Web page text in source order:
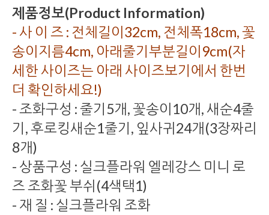
제품정보(Product Information)
- 사 이 즈 : 전체길이32cm, 전체폭18cm, 꽃
송이지름4cm, 아래줄기부분길이9cm(자
세한 사이즈는 아래 사이즈보기에서 한번
더 확인하세요!)
- 조화구성 : 줄기5개, 꽃송이10개, 새순4줄
기, 후로킹새순1줄기, 잎사귀24개(3장짜리
8개)
- 상품구성 : 실크플라워 엘레강스 미니 로
즈 조화꽃 부쉬(4색택1)
- 재 질 : 실크플라워 조화